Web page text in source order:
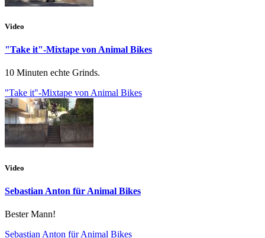
Video
"Take it"-Mixtape von Animal Bikes
10 Minuten echte Grinds.
"Take it"-Mixtape von Animal Bikes
Video
Sebastian Anton für Animal Bikes
Bester Mann!
Sebastian Anton für Animal Bikes